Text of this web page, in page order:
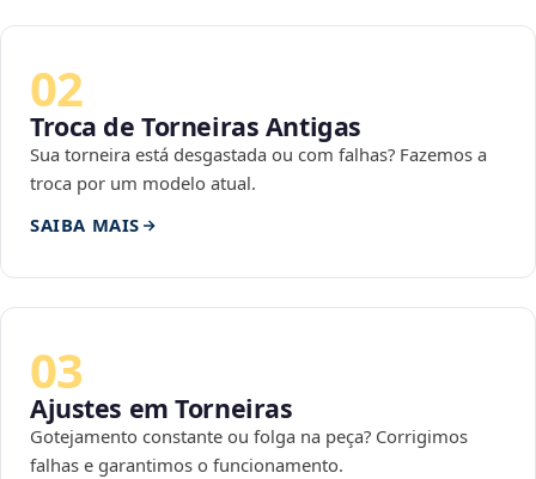
02
Troca de Torneiras Antigas
Sua torneira está desgastada ou com falhas? Fazemos a
troca por um modelo atual.
SAIBA MAIS
03
Ajustes em Torneiras
Gotejamento constante ou folga na peça? Corrigimos
falhas e garantimos o funcionamento.